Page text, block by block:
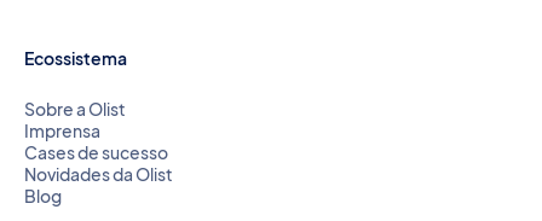
Ecossistema
Sobre a Olist
Imprensa
Cases de sucesso
Novidades da Olist
Blog